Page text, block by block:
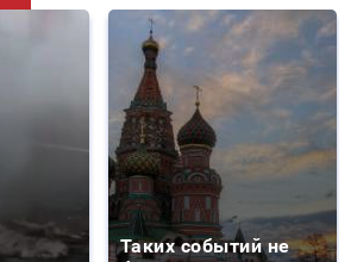
Таких событий не